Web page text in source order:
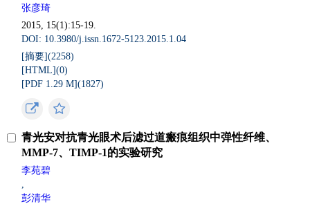
张彦琦
2015, 15(1):15-19.
DOI: 10.3980/j.issn.1672-5123.2015.1.04
[摘要](2258)
[HTML](0)
[PDF 1.29 M](1827)
青光安对抗青光眼术后滤过道瘢痕组织中弹性纤维、
MMP-7、TIMP-1的实验研究
李苑碧
,
彭清华